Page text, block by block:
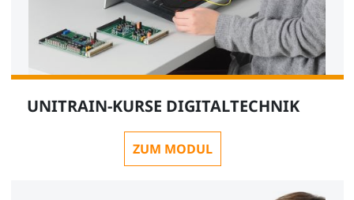
UNITRAIN-KURSE DIGITALTECHNIK
ZUM MODUL